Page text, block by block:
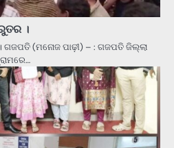
।
(ମନୋଜ ପାଢ଼ୀ) – : ଗଜପତି ଜିଲ୍ଲା